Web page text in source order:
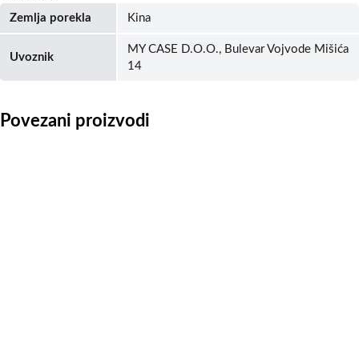
Zemlja porekla Kina
Uvoznik
MY CASE D.O.O., Bulevar Vojvode Mišića
14
Povezani proizvodi